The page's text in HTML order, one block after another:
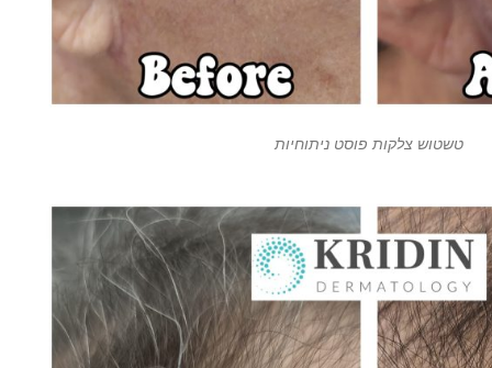
טשטוש צלקות פוסט ניתוחיות